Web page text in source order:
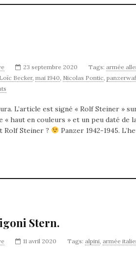
23 septembre 2020 Tags: armée
Loïc Becker, mai 1940, Nicolas Pontic,
L’article est signé « Rolf Steiner »
haut en couleurs » et un peu daté de
Rolf Steiner ?
Panzer 1942-1945.
Stern.
11 avril 2020 Tags: alpini, armée